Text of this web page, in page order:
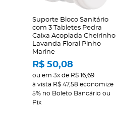
Suporte Bloco Sanitário
com 3 Tabletes Pedra
Caixa Acoplada Cheirinho
Lavanda Floral Pinho
Marine
R$ 50,08
ou em 3xde R$ 16,69
à vista R$ 47,58 economize
5% no Boleto Bancário ou
Pix